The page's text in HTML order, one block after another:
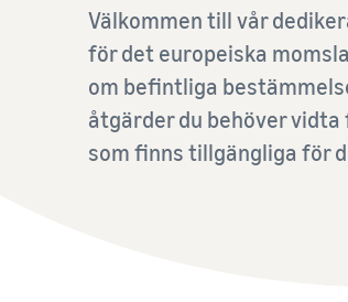
Se våra vanliga frågor
Lansera nya produkter och få
Se våra vanliga frågor
till verktyg för
Förstå kostnaderna för valfria
Se våra vanliga frågor
Se våra vanliga frågor
Välkommen till vår
för det europeiska
om befintliga
åtgärder du behöver
som finns tillgängliga för